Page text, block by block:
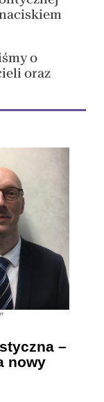
o
oraz
–
nowy